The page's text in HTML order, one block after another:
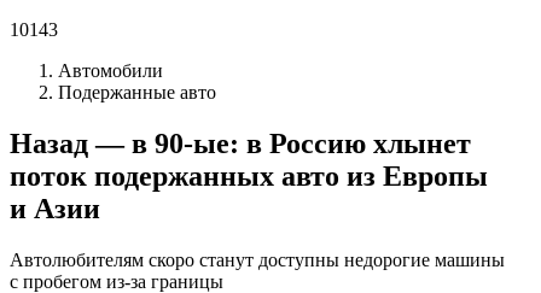
10143
Автомобили
Подержанные авто
Назад — в 90-ые: в Россию хлынет
поток подержанных авто из Европы
и Азии
Автолюбителям скоро станут доступны недорогие машины
с пробегом из-за границы